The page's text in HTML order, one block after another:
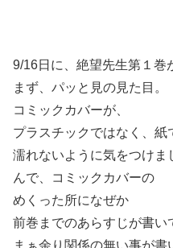
9/16日に、絶望先生第１巻
まず、パッと見の見た目。
コミックカバーが、
プラスチックではなく、紙
濡れないように気をつけま
んで、コミックカバーの
めくった所になぜか
前巻までのあらすじが書い
まぁ余り関係の無い事が書